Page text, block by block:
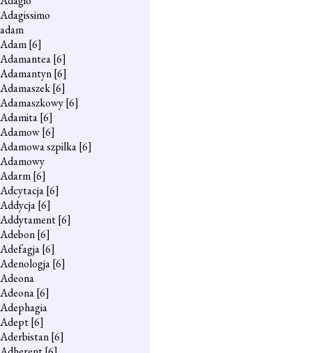
Adagissimo
adam
Adam[6]
Adamantea[6]
Adamantyn[6]
Adamaszek[6]
Adamaszkowy[6]
Adamita[6]
Adamow[6]
Adamowa szpilka[6]
Adamowy
Adarm[6]
Adcytacja[6]
Addycja[6]
Addytament[6]
Adebon[6]
Adefagja[6]
Adenologja[6]
Adeona
Adeona[6]
Adephagia
Adept[6]
Aderbistan[6]